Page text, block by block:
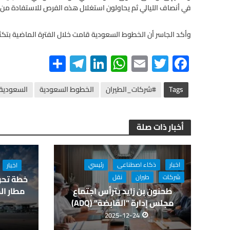
في أنصاف الليالي ثم يحاولون استغلال هذه الفرص للاستفادة من
وأكد الجاسر أن الخطوط السعودية قامت خلال الفترة الماضية
F
ac
e
b
o
o
k
T
wi
tt
er
E
m
ail
W
h
at
A
p
p
Li
n
ke
n
Te
le
gr
m
S
h
ar Tags #شركات_الطيران الخطوط السعودية
أخبار ذات صلة
اخبار ذكاء اصطناعى
رئيسي
شركات
طيران نقل
طحنون بن زايد يترأس اجتماع
مجلس إدارة “القابضة” (ADQ)
2025-12-24
اخبار
خطة
مطار